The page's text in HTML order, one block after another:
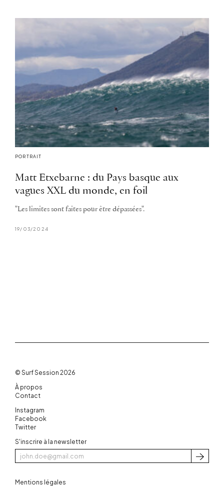
PORTRAIT
Matt Etxebarne : du Pays basque aux
vagues XXL du monde, en foil
"Les limites sont faites pour être dépassées".
19/03/2024
© Surf Session 2026
À propos
Contact
Instagram
Facebook
Twitter
S'inscrire à la newsletter
Mentions légales